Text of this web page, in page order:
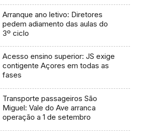
Arranque ano letivo: Diretores
pedem adiamento das aulas do
3º ciclo
Acesso ensino superior: JS exige
contigente Açores em todas as
fases
Transporte passageiros São
Miguel: Vale do Ave arranca
operação a 1 de setembro